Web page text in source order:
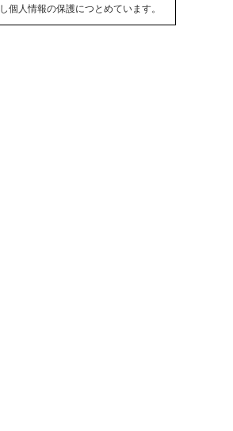
し個人情報の保護につとめています。